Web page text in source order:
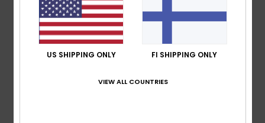
Average Score
5.0 /5
US SHIPPING ONLY FI SHIPPING ONLY
VIEW ALL COUNTRIES